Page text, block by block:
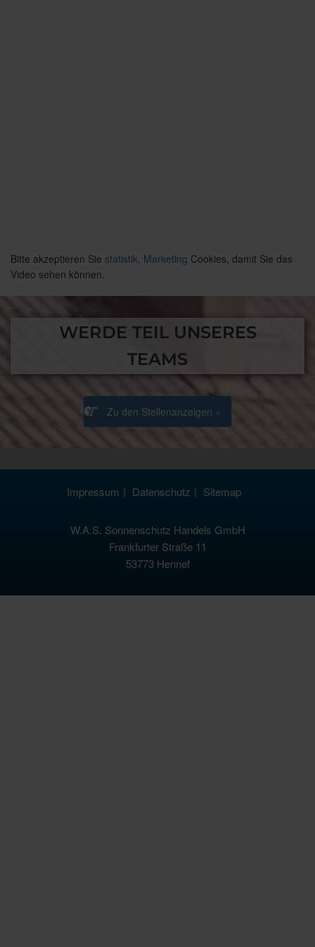
Bitte akzeptieren Sie statistik, Marketing Cookies, damit Sie das
Video sehen können.
WERDE TEIL UNSERES
TEAMS
Zu den Stellenanzeigen »
Impressum Datenschutz Sitemap
W.A.S. Sonnenschutz Handels GmbH
Frankfurter Straße 11
53773 Hennef